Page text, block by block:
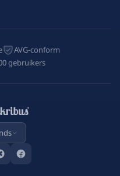
AVG-conform
gebruikers